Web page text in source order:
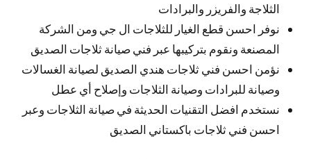
الثلاجة والفريزر والبرادات
نوفر احسن قطع الغيار للثلاجات ال جي ومن الشركة
المصنعة ونقوم بتركيبها عبر فني صيانة ثلاجات الصديق
نؤمن احسن فني ثلاجات هندي الصديق لصيانة الغسالات
وصيانة للبرادات وصيانة الثلاجات وإصلاح أي عطل
نستخدم افضل التقنيات الحديثة في صيانة الثلاجات وعبر
احسن فني ثلاجات باكستاني الصديق